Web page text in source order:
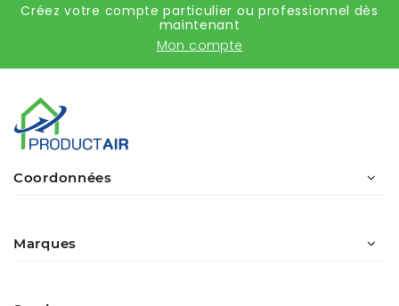
Créez votre compte particulier ou professionnel dès
maintenant
Mon compte
Coordonnées
Marques